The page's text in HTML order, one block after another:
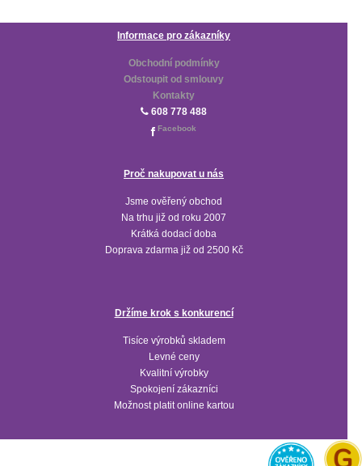
Informace pro zákazníky
Obchodní podmínky
Odstoupit od smlouvy
Kontakty
608 778 488
Facebook
Proč nakupovat u nás
Jsme ověřený obchod
Na trhu již od roku 2007
Krátká dodací doba
Doprava zdarma již od 2500 Kč
Držíme krok s konkurencí
Tisíce výrobků skladem
Levné ceny
Kvalitní výrobky
Spokojení zákazníci
Možnost platit online kartou